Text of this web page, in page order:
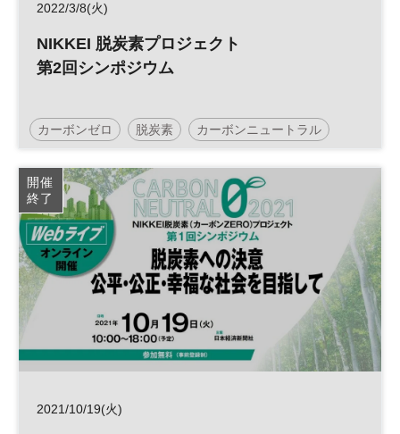
2022/3/8(火)
NIKKEI 脱炭素プロジェクト
第2回シンポジウム
カーボンゼロ 脱炭素 カーボンニュートラル
参加無料
開催
終了
2021/10/19(火)